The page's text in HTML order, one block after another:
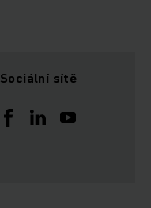
Sociální sítě